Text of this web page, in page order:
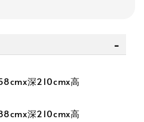
深210cmx高
深210cmx高